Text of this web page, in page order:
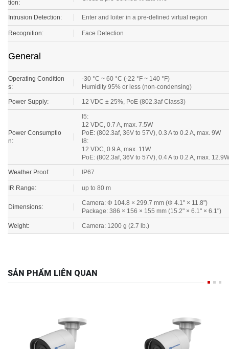
Intrusion Detection: Enter and loiter in a pre-defined virtual region
Recognition: Face Detection
Operating Condition
s:
-30 °C ~ 60 °C (-22 °F ~ 140 °F)
Humidity 95% or less (non-condensing)
Power Supply: 12 VDC ± 25%, PoE (802.3af Class3)
n:
I5:
12 VDC, 0.7 A, max. 7.5W
PoE: (802.3af, 36V to 57V), 0.3 A to 0.2 A, max. 9W
I8:
12 VDC, 0.9 A, max. 11W
PoE: (802.3af, 36V to 57V), 0.4 A to 0.2 A, max. 12.9W
Weather Proof: IP67
IR Range: up to 80 m
Camera: Φ 104.8 × 299.7 mm (Φ 4.1" × 11.8")
Package: 386 × 156 × 155 mm (15.2" × 6.1" × 6.1")
Weight: Camera: 1200 g (2.7 lb.)
SẢN PHẨM LIÊN QUAN